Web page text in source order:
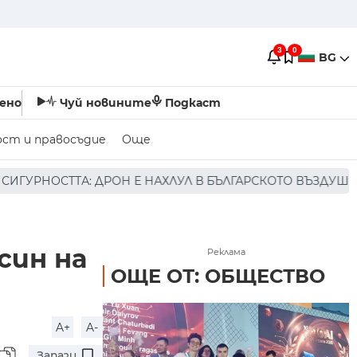
3 0 BG
Чуй новините Подкаст
и правосъдие Още
В БЪЛГАРСКОТО ВЪЗДУШНО ПРОСТРАНСТВО *
на
A+
A-
Реклама
ОЩЕ ОТ: ОБЩЕСТВО